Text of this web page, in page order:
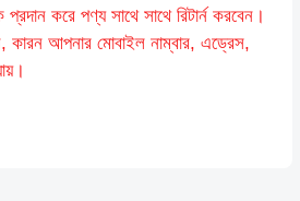
প্রদান করে পণ্য সাথে সাথে রিটার্ন করবেন।
কারন আপনার মোবাইল নাম্বার, এড্রেস,